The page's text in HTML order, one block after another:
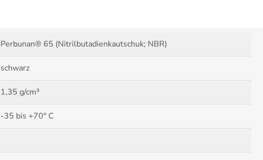
Perbunan® 65 (Nitrilbutadienkautschuk; NBR)
schwarz
1,35 g/cm³
-35 bis +70° C